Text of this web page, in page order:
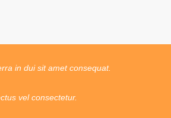
in dui sit amet consequat.
vel consectetur.